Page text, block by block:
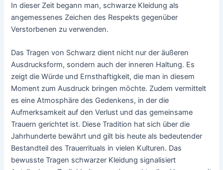
In dieser Zeit begann man, schwarze Kleidung als
angemessenes Zeichen des Respekts gegenüber
Verstorbenen zu verwenden.
Das Tragen von Schwarz dient nicht nur der äußeren
Ausdrucksform, sondern auch der inneren Haltung. Es
zeigt die Würde und Ernsthaftigkeit, die man in diesem
Moment zum Ausdruck bringen möchte. Zudem vermittelt
es eine Atmosphäre des Gedenkens, in der die
Aufmerksamkeit auf den Verlust und das gemeinsame
Trauern gerichtet ist. Diese Tradition hat sich über die
Jahrhunderte bewährt und gilt bis heute als bedeutender
Bestandteil des Trauerrituals in vielen Kulturen. Das
bewusste Tragen schwarzer Kleidung signalisiert